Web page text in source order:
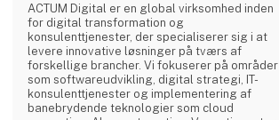
ACTUM Digital er en global virksomhed inden
for digital transformation og
konsulenttjenester, der specialiserer sig i at
levere innovative løsninger på tværs af
forskellige brancher. Vi fokuserer på områder
som softwareudvikling, digital strategi, IT-
konsulenttjenester og implementering af
banebrydende teknologier som cloud